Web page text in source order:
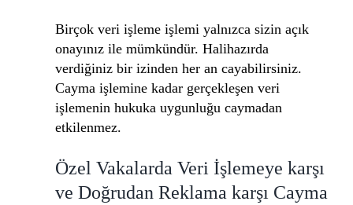
Birçok veri işleme işlemi yalnızca sizin açık
onayınız ile mümkündür. Halihazırda
verdiğiniz bir izinden her an cayabilirsiniz.
Cayma işlemine kadar gerçekleşen veri
işlemenin hukuka uygunluğu caymadan
etkilenmez.
Özel Vakalarda Veri İşlemeye karşı
ve Doğrudan Reklama karşı Cayma